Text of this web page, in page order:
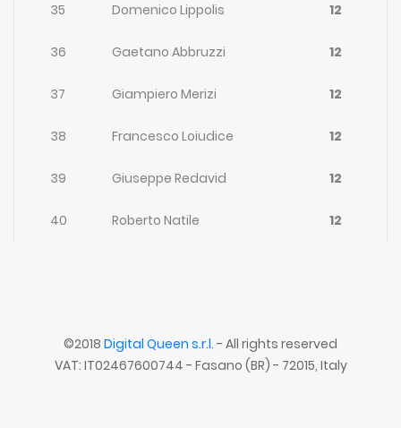
35 Domenico Lippolis 12
36 Gaetano Abbruzzi 12
37 Giampiero Merizi 12
38 Francesco Loiudice 12
39 Giuseppe Redavid 12
40 Roberto Natile 12
©2018 Digital Queen s.r.l. - All rights reserved
VAT: IT02467600744 - Fasano (BR) - 72015, Italy